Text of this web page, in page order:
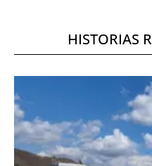
HISTORIAS